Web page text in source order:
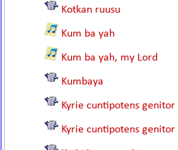
Kotkan ruusu
Kum ba yah
Kum ba yah, my Lord
Kumbaya
Kyrie cuntipotens genitor
Kyrie cuntipotens genitor